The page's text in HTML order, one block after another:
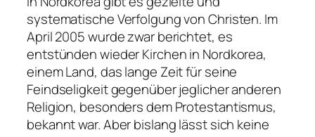
systematische Verfolgung von Christen. Im
April 2005 wurde zwar berichtet, es
entstünden wieder Kirchen in Nordkorea,
einem Land, das lange Zeit für seine
Feindseligkeit gegenüber jeglicher anderen
Religion, besonders dem Protestantismus,
bekannt war. Aber bislang lässt sich keine